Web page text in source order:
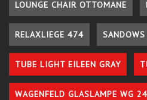
LOUNGE CHAIR OTTOMANE
RELAXLIEGE 474
TUBE LIGHT EILEEN GRAY
WAGENFELD GLASLAMPE WG